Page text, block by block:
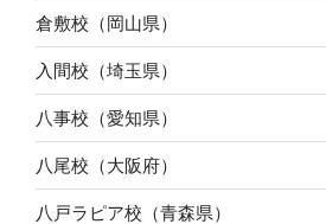
倉敷校（岡山県）
入間校（埼玉県）
八事校（愛知県）
八尾校（大阪府）
八戸ラピア校（青森県）